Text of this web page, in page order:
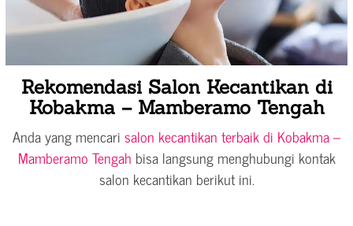
Rekomendasi Salon Kecantikan di
Kobakma – Mamberamo Tengah
Anda yang mencari salon kecantikan terbaik di Kobakma –
Mamberamo Tengah bisa langsung menghubungi kontak
salon kecantikan berikut ini.